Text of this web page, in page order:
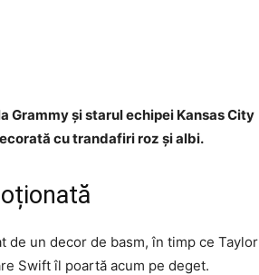
Grammy și starul echipei Kansas City
cu trandafiri roz și albi.
de un decor de basm, în timp ce Taylor
Swift îl poartă acum pe deget.